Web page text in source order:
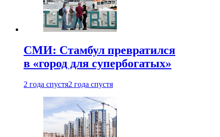
СМИ: Стамбул превратился
в «город для супербогатых»
2 года спустя2 года спустя